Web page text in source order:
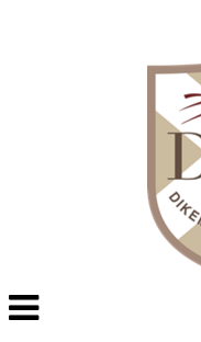
Veksle
navigasjon